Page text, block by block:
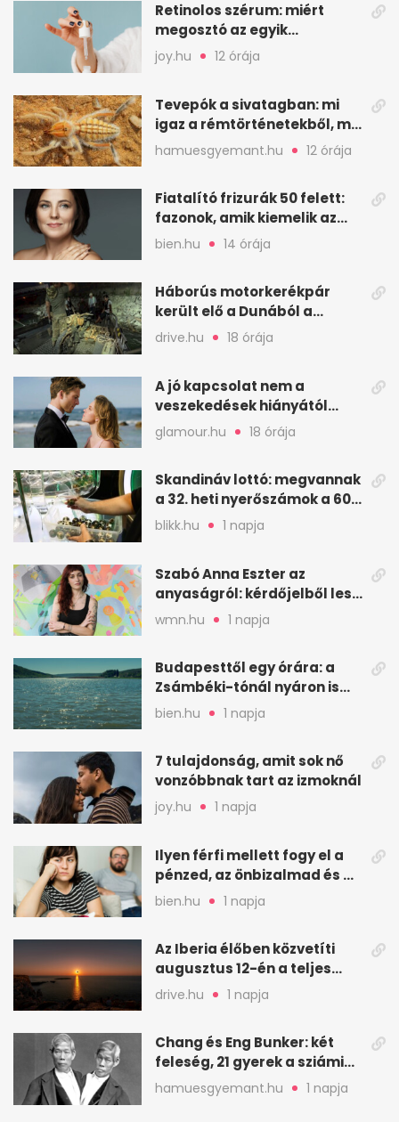
Retinolos szérum: miért
megosztó az egyik
leghatásosabb
öregedésgátló?
joy.hu 12 órája
Tevepók a sivatagban: mi
igaz a rémtörténetekből, mi
nem
hamuesgyemant.hu 12 órája
Fiatalító frizurák 50 felett:
fazonok, amik kiemelik az
arcodat
bien.hu 14 órája
Háborús motorkerékpár
került elő a Dunából a
Batthyány térnél
drive.hu 18 órája
A jó kapcsolat nem a
veszekedések hiányától
működik, hanem a vitáktól
glamour.hu 18 órája
Skandináv lottó: megvannak
a 32. heti nyerőszámok a 600
milliós játékhoz
blikk.hu 1 napja
Szabó Anna Eszter az
anyaságról: kérdőjelből lesz
valaha felkiáltójel?
wmn.hu 1 napja
Budapesttől egy órára: a
Zsámbéki-tónál nyáron is
van hely
bien.hu 1 napja
7 tulajdonság, amit sok nő
vonzóbbnak tart az izmoknál
joy.hu 1 napja
Ilyen férfi mellett fogy el a
pénzed, az önbizalmad és a
nyugalmad
bien.hu 1 napja
Az Iberia élőben közvetíti
augusztus 12-én a teljes
napfogyatkozást
drive.hu 1 napja
Chang és Eng Bunker: két
feleség, 21 gyerek a sziámi
ikrek életében
hamuesgyemant.hu 1 napja